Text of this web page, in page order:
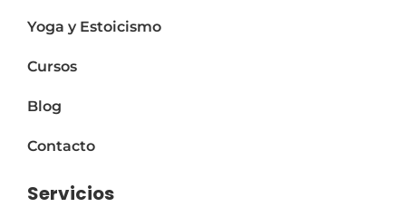
Yoga y Estoicismo
Cursos
Blog
Contacto
Servicios